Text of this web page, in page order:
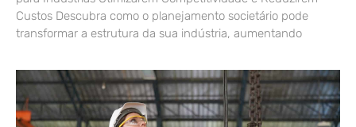
Custos Descubra como o planejamento societário pode
transformar a estrutura da sua indústria, aumentando